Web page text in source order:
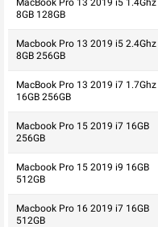
8GB 128GB
Macbook Pro 13 2019 i5 2.4Ghz
8GB 256GB
MacBook Pro 13 2019 i7 1.7Ghz
16GB 256GB
Macbook Pro 15 2019 i7 16GB
256GB
Macbook Pro 15 2019 i9 16GB
512GB
Macbook Pro 16 2019 i7 16GB
512GB